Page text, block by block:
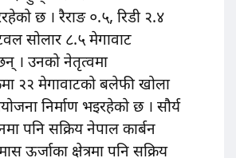
छ । रैराङ ०.५, रिडी २.४
सोलार ८.५ मेगावाट
। उनको नेतृत्वमा
२२ मेगावाटको बलेफी खोला
निर्माण भइरहेको छ । सौर्य
पनि सक्रिय नेपाल कार्बन
ऊर्जाका क्षेत्रमा पनि सक्रिय